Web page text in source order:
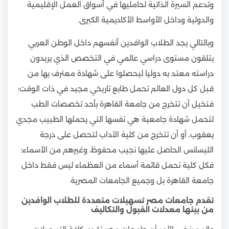
وتدعم السيرة الذاتية لحامليها في أسواق العمل الإقليمية
والدولية وداخل الأواسط الأكاديمية الكبرى.
وبالتالي يجد الطلاب الوافدين أنفسهم داخل الوطن العربي
يتلقون مستوى دراسي عالمي في التخصص الذي يريدون
دراسته معتد به دوليا ليحصلوا على شهادة معترف بها من
قبل كل دول العالم تحمل طابع تاريخي مجيد في ذات الوقت؛
فتخيل أن تتخرج من جامعة القاهرة بأحد تخصصات الطب
لتحمل شهادة جامعية هي نفسها التي يحملها الطبيب مجدي
يعقوب، أو أن تتخرج من كلية الآداب لتحصل على درجة
الليسانس الحاصل عليها نجيب محفوظ، وغيرهم من الأسماء؛
فكل كلية تحمل قائمة أسماء من العظماء ليس فقط داخل
جامعة القاهرة بل وجميع الجامعات المصرية.
تقدم جامعات مصر تسهيلات متعددة للطلاب الوافدين
من بينها معدلات القبول والتكاليف